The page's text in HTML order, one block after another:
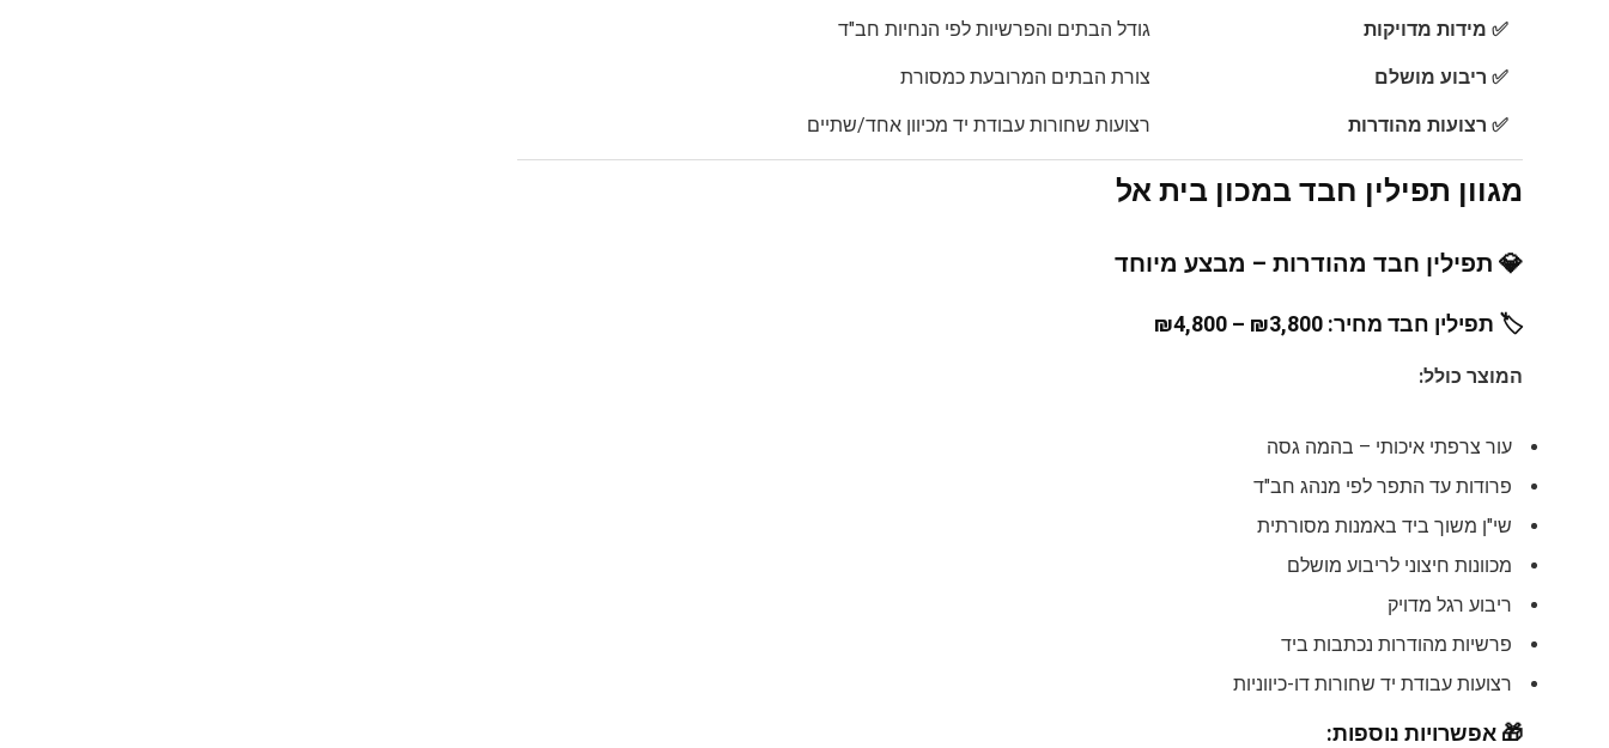
✅ מידות מדויקות גודל הבתים והפרשיות לפי הנחיות חב"ד
✅ ריבוע מושלם צורת הבתים המרובעת כמסורת
✅ רצועות מהודרות רצועות שחורות עבודת יד מכיוון אחד/שתיים
מגוון תפילין חבד במכון בית אל
💎 תפילין חבד מהודרות – מבצע מיוחד
🏷️ תפילין חבד מחיר: ₪3,800 – ₪4,800
המוצר כולל:
עור צרפתי איכותי – בהמה גסה
פרודות עד התפר לפי מנהג חב"ד
שי"ן משוך ביד באמנות מסורתית
מכוונות חיצוני לריבוע מושלם
ריבוע רגל מדויק
פרשיות מהודרות נכתבות ביד
רצועות עבודת יד שחורות דו-כיווניות
🎁 אפשרויות נוספות: